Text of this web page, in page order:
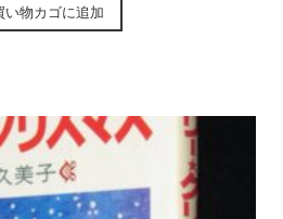
い物カゴに追加